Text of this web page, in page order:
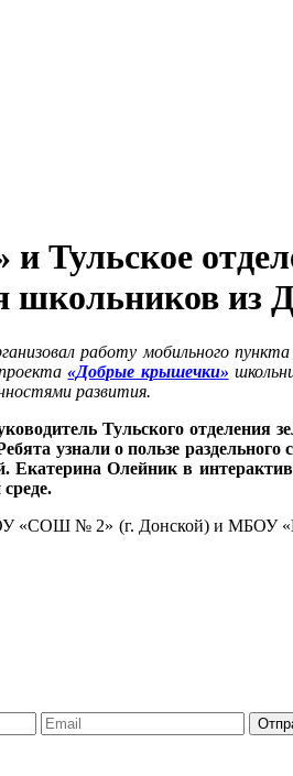
Тульское
школьников из
работу мобильного
проекта«Добрые крышечки»
развития.
Тульского
узнали о пользе
Екатерина Олейник в
№ 2» (г. Донской) и МБОУ